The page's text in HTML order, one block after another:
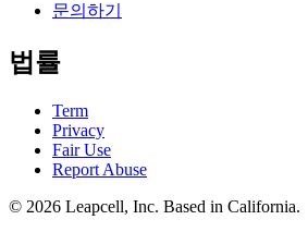
문의하기
법률
Term
Privacy
Fair Use
Report Abuse
© 2026 Leapcell, Inc. Based in California.